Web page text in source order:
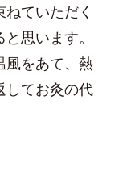
ていただく
思います。
風をあて、熱
してお灸の代